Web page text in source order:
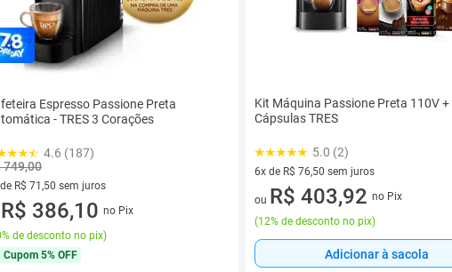
Espresso Passione Preta
- TRES 3 Corações
4.6 (187)
749,00
R$ 71,50 sem juros
de R$ 71,50 sem juros
R$ 386,10 no Pix
de desconto no pix)
Cupom 5% OFF
Kit Máquina Passione Preta 110V +
Cápsulas TRES
5.0 (2)
6x de R$ 76,50 sem juros
6 vez de R$ 76,50 sem juros
ou R$ 403,92 no Pix
(12% de desconto no pix)
Adicionar à sacola